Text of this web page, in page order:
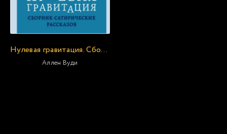
Нулевая гравитация. Сборник сатирических рассказов
Аллен Вуди